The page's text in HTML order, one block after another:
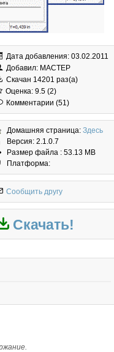
Дата добавления: 03.02.2011
Добавил: MACTEP
Скачан 14201 раз(а)
Оценка: 9.5 (2)
Комментарии (51)
Домашняя страница: Здесь
Версия: 2.1.0.7
Размер файла : 53.13 MB
Платформа:
Сообщить другу
Скачать!